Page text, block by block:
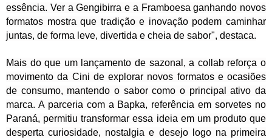
essência. Ver a Gengibirra e a Framboesa ganhando novos
formatos mostra que tradição e inovação podem caminhar
juntas, de forma leve, divertida e cheia de sabor", destaca.
Mais do que um lançamento de sazonal, a collab reforça o
movimento da Cini de explorar novos formatos e ocasiões
de consumo, mantendo o sabor como o principal ativo da
marca. A parceria com a Bapka, referência em sorvetes no
Paraná, permitiu transformar essa ideia em um produto que
desperta curiosidade, nostalgia e desejo logo na primeira